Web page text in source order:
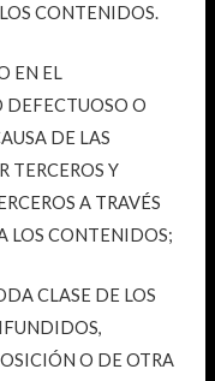
CONTENIDOS.
EN EL
O
DE LAS
TERCEROS Y
A TRAVÉS
LOS CONTENIDOS;
CLASE DE LOS
O DE OTRA